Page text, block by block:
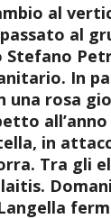
al
al
Stefano
In
una rosa
in
Tra gli